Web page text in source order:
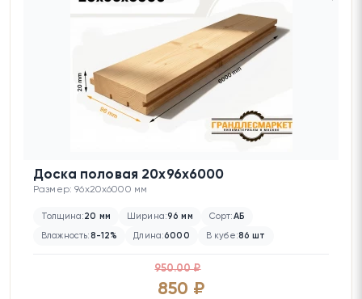
Доска половая 20х96х6000
Размер: 96x20x6000 мм
Толщина:20 мм Ширина:96 мм Сорт:АБ
Влажность:8-12% Длина:6000 В кубе:86 шт
950.00 ₽
850 ₽